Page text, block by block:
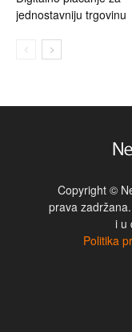
jednostavniju trgovinu
Copyright ©
prava
i u
Politika